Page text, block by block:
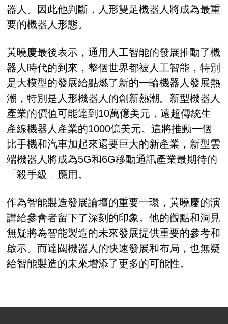
器人。因此他判斷，人形雙足機器人將成為最重
要的機器人形態。
黃曉慶最後表示，通用人工智能的發展推動了機
器人時代的到來，整個世界都被人工智能，特別
是大模型的發展給點燃了新的一輪機器人發展熱
潮，特別是人形機器人的創新熱潮。新型機器人
產業的價值可能達到10萬億美元，遠超傳統生
產線機器人產業的1000億美元。這將推動一個
比手機和汽車加起來還要巨大的新產業，新型雲
端機器人將成為5G和6G移動通訊產業最期待的
「殺手級」應用。
作為智能製造發展論壇的重要一環，黃曉慶的演
講給參會者留下了深刻的印象。他的觀點和洞見
無疑將為智能製造的未來發展提供重要的參考和
啟示。而達闥機器人的快速發展和布局，也無疑
給智能製造的未來增添了更多的可能性。